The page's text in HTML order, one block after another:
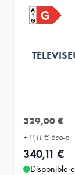
329,00 €
+11,11 € éco-p
340,11 €
Disponible